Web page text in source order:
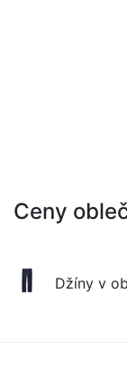
Ceny
Džíny v